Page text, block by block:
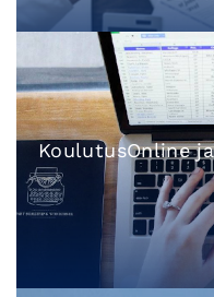
KoulutusOnline